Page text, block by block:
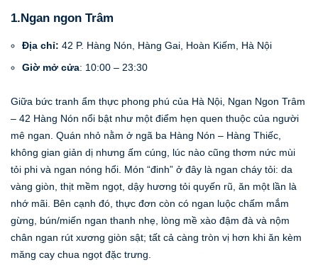
1.Ngan ngon Trâm
Địa chỉ: 42 P. Hàng Nón, Hàng Gai, Hoàn Kiếm, Hà Nội
Giờ mở cửa: 10:00 – 23:30
Giữa bức tranh ẩm thực phong phú của Hà Nội, Ngan Ngon Trâm
– 42 Hàng Nón nổi bật như một điểm hẹn quen thuộc của người
mê ngan. Quán nhỏ nằm ở ngã ba Hàng Nón – Hàng Thiếc,
không gian giản dị nhưng ấm cúng, lúc nào cũng thơm nức mùi
tỏi phi và ngan nóng hổi. Món “đinh” ở đây là ngan cháy tỏi: da
vàng giòn, thịt mềm ngọt, dậy hương tỏi quyến rũ, ăn một lần là
nhớ mãi. Bên cạnh đó, thực đơn còn có ngan luộc chấm mắm
gừng, bún/miến ngan thanh nhẹ, lòng mề xào đậm đà và nộm
chân ngan rút xương giòn sật; tất cả càng tròn vị hơn khi ăn kèm
măng cay chua ngọt đặc trưng.